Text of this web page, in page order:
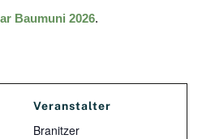
Baumuni 2026.
Veranstalter
Branitzer